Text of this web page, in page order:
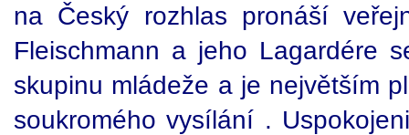
na Český rozhlas pronáší
Fleischmann a jeho Lagardére
skupinu mládeže a je největším
soukromého vysílání .